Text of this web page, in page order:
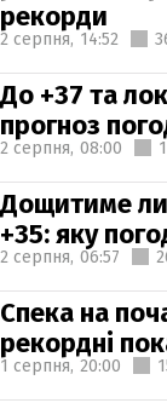
рекорди
2 серпня, 14:52
До +37 та
прогноз
2 серпня, 08:00
Дощитиме
+35: яку
2 серпня, 06:57
Спека на
рекордні
1 серпня, 20:00